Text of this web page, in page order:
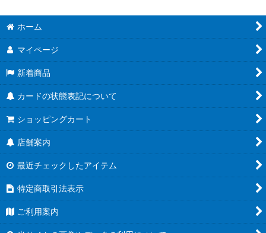
ホーム
マイページ
新着商品
カードの状態表記について
ショッピングカート
店舗案内
最近チェックしたアイテム
特定商取引法表示
ご利用案内